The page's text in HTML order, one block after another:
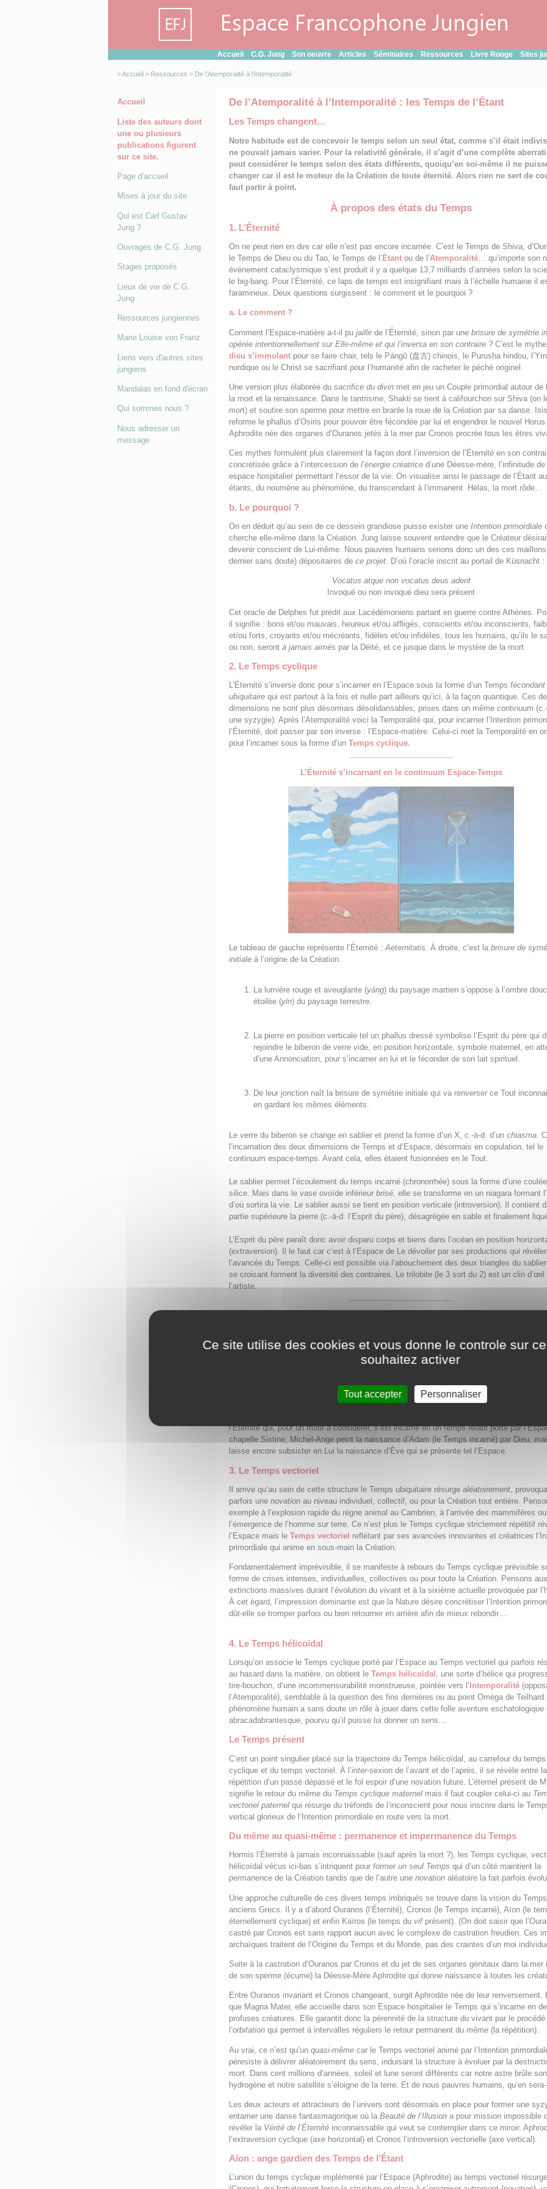
Accueil C.G. Jung Son oeuvre Articles Séminaires Ressources Livre Rouge Sites
>Accueil > Ressources > De l’Atemporalité à l’Intemporalité
Accueil
Liste des auteurs dont
une ou plusieurs
publications figurent
sur ce site.
Page d'accueil
Mises à jour du site
Qui est Carl Gustav
Jung ?
Ouvrages de C.G. Jung
Stages proposés
Lieux de vie de C.G.
Jung
Ressources jungiennes
Marie Louise von Franz
Liens vers d'autres sites
jungiens
Mandalas en fond d'écran
Qui sommes nous ?
Nous adresser un
message
De l’Atemporalité à l’Intemporalité : les Temps de l’Étant
Les Temps changent…
Notre habitude est de concevoir le temps selon un seul état, comme s’il était
ne pouvait jamais varier. Pour la relativité générale, il s’agit d’une complète
peut considérer le temps selon des états différents, quoiqu’en soi-même il ne
changer car il est le moteur de la Création de toute éternité. Alors rien ne sert de
faut partir à point.
À propos des états du Temps
1. L’Éternité
On ne peut rien en dire car elle n’est pas encore incarnée. C’est le Temps de Shiva,
le Temps de Dieu ou du Tao, le Temps de l’ Étant ou de l’Atemporalité… qu’importe son
événement cataclysmique s’est produit il y a quelque 13,7 milliards d’années selon la
le big-bang. Pour l’Éternité, ce laps de temps est insignifiant mais à l’échelle humaine il
faramineux. Deux questions surgissent : le comment et le pourquoi ?
a. Le comment ?
Comment l’Espace-matière a-t-il pujaillirde l’Éternité, sinon par unebrisure de symétrie
opérée intentionnellement sur Elle-même et qui l’inversa en son contraire ? C’est le
dieu s’immolant pour se faire chair, tels le Pángǔ (盘古) chinois, le Purusha hindou,
nordique ou le Christ se sacrifiant pour l’humanité afin de racheter le péché originel.
Une version plus élaborée dusacrifice du divin met en jeu un Couple primordial autour de
la mort et la renaissance. Dans le tantrisme, Shakti se tient à califourchon sur Shiva (on
mort) et soutire son sperme pour mettre en branle la roue de la Création par sa danse. Isis
reforme le phallus d’Osiris pour pouvoir être fécondée par lui et engendrer le nouvel Horus.
Aphrodite née des organes d’Ouranos jetés à la mer par Cronos procrée tous les êtres
Ces mythes formulent plus clairement la façon dont l’inversion de l’Éternité en son
concrétisée grâce à l’intercession del’énergie créatrice d’une Déesse-mère, l’infinitude
espace hospitalier permettant l’essor de la vie. On visualise ainsi le passage de l’Étant
étants, du noumène au phénomène, du transcendant à l’immanent. Hélas, la mort rôde…
b. Le pourquoi ?
On en déduit qu’au sein de ce dessein grandiose puisse exister uneIntention primordiale
cherche elle-même dans la Création. Jung laisse souvent entendre que le Créateur
devenir conscient de Lui-même. Nous pauvres humains serions donc un des ces
dernier sans doute) dépositaires dece projet. D’où l’oracle inscrit au portail de Küsnacht :
Vocatus atque non vocatus deus aderit
Invoqué ou non invoqué dieu sera présent
Cet oracle de Delphes fut prédit aux Lacédémoniens partant en guerre contre Athènes.
il signifie : bons et/ou mauvais, heureux et/ou affligés, conscients et/ou inconscients,
et/ou forts, croyants et/ou mécréants, fidèles et/ou infidèles, tous les humains, qu’ils le
ou non, serontà jamais aimés par la Déité, et ce jusque dans le mystère de la mort.
2. Le Temps cyclique
L’Éternité s’inverse donc pour s’incarner en l’Espace sous la forme d’un Tempsfécondant
ubiquitaire qui est partout à la fois et nulle part ailleurs qu’ici, à la façon quantique. Ces
dimensions ne sont plus désormais désolidarisables, prises dans un même continuum
une syzygie). Après l’Atemporalité voici la Temporalité qui, pour incarner l’Intention
l’Éternité, doit passer par son inverse : l’Espace-matière. Celui-ci met la Temporalité en
pour l’incarner sous la forme d’unTemps cyclique.
L’Éternité s’incarnant en le continuum Espace-Temps
Le tableau de gauche représente l’Éternité :Aeternitatis . À droite, c’est labrisure de
initiale à l’origine de la Création.
La lumière rouge et aveuglante (yáng) du paysage martien s’oppose à l’ombre
étoilée (yīn) du paysage terrestre.
La pierre en position verticale tel un phallus dressé symbolise l’Esprit du père qui
rejoindre le biberon de verre vide, en position horizontale, symbole maternel, en
d’une Annonciation, pour s’incarner en lui et le féconder de son lait spirituel.
De leur jonction naît la brisure de symétrie initiale qui varenverserce Tout
en gardant les mêmes éléments.
Le verre du biberon se change en sablier et prend la forme d’un X, c.-à-d. d’unchiasma.
l’incarnation des deux dimensions de Temps et d’Espace, désormais en copulation, tel le
continuum espace-temps. Avant cela, elles étaient fusionnées en le Tout.
Le sablier permet l’écoulement du temps incarné (chronorrhée) sous la forme d’une
silice. Mais dans le vase ovoïde inférieurbrisé, elle se transforme en un niagara formant
d’où sortira la vie. Le sablier aussi se tient en position verticale (introversion). Il contient
partie supérieure la pierre (c.-à-d. l’Esprit du père), désagrégée en sable et finalement
L’Esprit du père paraît donc avoir disparu corps et biens dans l’océan en position
(extraversion). Il le faut car c’est à l’Espace de Le dévoiler par ses productions qui
l’avancée du Temps. Celle-ci est possible via l’abouchement des deux triangles du
se croisant forment la diversité des contraires. Le trilobite (le 3 sort du 2) est un clin d’œil
l’artiste.
éternel retour assure la pérennité de la structure
orchestrée par l’Espace qui implémente
concret le projet de l’Intention primordiale. L’incarnation du Temps se maintient via la
répétition du quotidien, mais en fait la matière ne cesse d’évoluer suite à la tension
C’est pourquoi unifier la mécanique quantique et la relativité paraît si inaccessible. Il
la gravité quantique est sans doute hors de notre portée. « Dieu joue aux dés » dans
l’Éternité qui, pour un motif à considérer, s’est incarné en un temps relatif porté par
chapelle Sixtine, Michel-Ange peint la naissance d’Adam (le Temps incarné) par Dieu,
laisse encore subsister en Lui la naissance d’Ève qui se présente tel l’Espace.
3. Le Temps vectoriel
Il arrive qu’au sein de cette structure le Temps ubiquitaire résurgealéatoirement ,
parfois unenovation au niveau individuel, collectif, ou pour la Création tout entière.
exemple à l’explosion rapide du règne animal au Cambrien, à l’arrivée des mammifères
l’émergence de l’homme sur terre. Ce n’est plus le Temps cyclique strictement répétitif
l’Espace mais leTemps vectoriel reflétant par ses avancées innovantes et créatrices
primordiale qui anime en sous-main la Création.
Fondamentalement imprévisible, il se manifeste à rebours du Temps cyclique prévisible
forme de crises intenses, individuelles, collectives ou pour toute la Création. Pensons
extinctions massives durant l’évolution du vivant et à la sixième actuelle provoquée par
À cet égard, l’impression dominante est que la Nature désire concrétiser l’Intention
dût-elle se tromper parfois ou bien retourner en arrière afin de mieux rebondir…
4. Le Temps hélicoïdal
Lorsqu’on associe le Temps cyclique porté par l’Espace au Temps vectoriel qui parfois
au hasard dans la matière, on obtient leTemps hélicoïdal
, une sorte d’hélice qui
tire-bouchon, d’une incommensurabilité monstrueuse, pointée vers l’ Intemporalité
l’Atemporalité), semblable à la question des fins dernières ou au point Oméga de
phénomène humain a sans doute un rôle à jouer dans cette folle aventure eschatologique
abracadabrantesque, pourvu qu’il puisse lui donner un sens…
Le Temps présent
C’est un point singulier placé sur la trajectoire du Temps hélicoïdal, au carrefour du temps
cyclique et du temps vectoriel. À l’inter-sexion de l’avant et de l’après, il se révèleentre
répétition d’un passé dépassé et le fol espoir d’une novation future. L’éternel présent de
signifie le retour du même du Temps cyclique maternel mais il faut coupler celui-ci au
vectoriel paternel qui résurge du tréfonds de l’inconscient pour nous inscrire dans le
vertical glorieux de l’Intention primordiale en route vers la mort.
Du même au quasi-même : permanence et impermanence du Temps
Hormis l’Éternité à jamais inconnaissable (sauf après la mort ?), les Temps cyclique,
hélicoïdal vécus ici-bas s’intriquent pourformer un seul Temps qui d’un côté maintient la
permanence de la Création tandis que de l’autre unenovation aléatoire la fait parfois
Une approche culturelle de ces divers temps imbriqués se trouve dans la vision du
anciens Grecs. Il y a d’abord Ouranos (l’Éternité), Cronos (le Temps incarné), Aïon (le
éternellement cyclique) et enfin Kaïros (le temps duvifprésent). (On doit saisir que
castré par Cronos est sans rapport aucun avec le complexe de castration freudien. Ces
archaïques traitent de l’Origine du Temps et du Monde, pas des craintes d’un moi
Suite à la castration d’Ouranos par Cronos et du jet de ses organes génitaux dans la mer
de son sperme (écume) la Déesse-Mère Aphrodite qui donne naissance à toutes les
Entre Ouranos invariant et Cronos changeant, surgit Aphrodite née de leur renversement.
que Magna Mater, elle accueille dans son Espace hospitalier le Temps qui s’incarne en de
profuses créatures. Elle garantit donc la pérennité de la structure du vivant par le procédé
l’orbitation qui permet à intervalles réguliers le retour permanent dumême (la répétition).
Au vrai, ce n’est qu’unquasi-même car le Temps vectoriel animé par l’Intention
pèresiste à délivrer aléatoirement du sens, induisant la structure à évoluer par la
mort. Dans cent millions d’années, soleil et lune seront différents car notre astre brûle son
hydrogène et notre satellite s’éloigne de la terre. Et de nous pauvres humains, qu’en
Les deux acteurs et attracteurs de l’univers sont désormais en place pour former une
entamer une danse fantasmagorique où laBeauté de l’Illusion a pour mission impossible
révéler la Vérité de l’Éternité inconnaissable qui veut se contempler dans ce miroir.
l’extraversion cyclique (axe horizontal) et Cronos l’introversion vectorielle (axe vertical).
Aïon : ange gardien des Temps de l’Étant
L’union du temps cyclique implémenté par l’Espace (Aphrodite) au temps vectoriel
Ce site utilise des cookies et vous donne le controle sur
souhaitez activer
Tout accepter Personnaliser